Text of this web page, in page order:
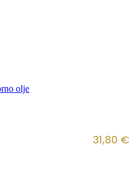
31,80 €